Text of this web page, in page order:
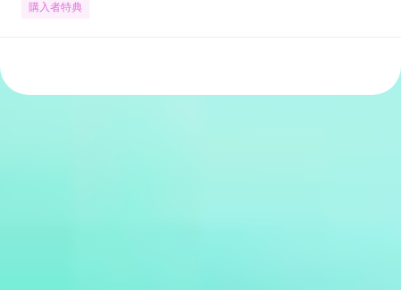
購入者特典